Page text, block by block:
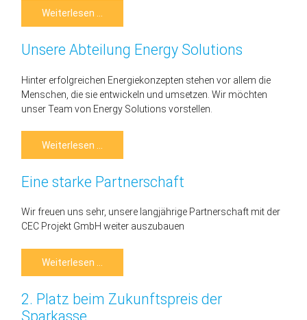
Weiterlesen …
neues
Wohnquartier
Unsere Abteilung Energy Solutions
Hinter erfolgreichen Energiekonzepten stehen vor allem die
Menschen, die sie entwickeln und umsetzen. Wir möchten
unser Team von Energy Solutions vorstellen.
Weiterlesen …
Eine starke Partnerschaft
Wir freuen uns sehr, unsere langjährige Partnerschaft mit der
CEC Projekt GmbH weiter auszubauen
Weiterlesen …
2. Platz beim Zukunftspreis der
Sparkasse